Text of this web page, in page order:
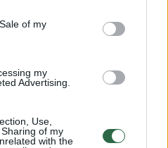
of my
my
Advertising.
Use,
of my
with the
00:00:59
Vakarinis aplinkkelis: